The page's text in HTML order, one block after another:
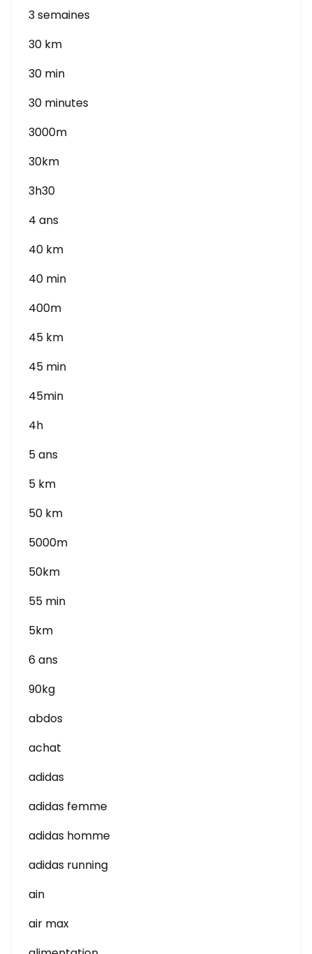
3 semaines
30 km
30 min
30 minutes
3000m
30km
3h30
4 ans
40 km
40 min
400m
45 km
45 min
45min
4h
5 ans
5 km
50 km
5000m
50km
55 min
5km
6 ans
90kg
abdos
achat
adidas
adidas femme
adidas homme
adidas running
ain
air max